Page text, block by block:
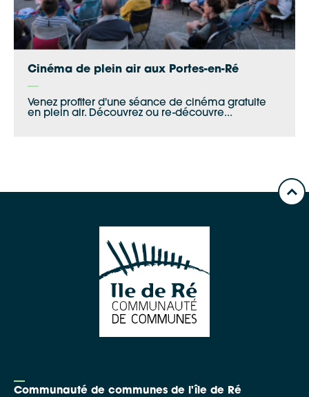
Cinéma de plein air aux Portes-en-Ré
Venez profiter d'une séance de cinéma gratuite
en plein air. Découvrez ou re-découvre...
Communauté de communes de l'île de Ré